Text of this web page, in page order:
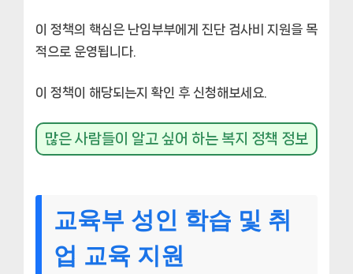
이 정책의 핵심은 난임부부에게 진단 검사비 지원을 목
적으로 운영됩니다.
이 정책이 해당되는지 확인 후 신청해보세요.
많은 사람들이 알고 싶어 하는 복지 정책 정보
교육부 성인 학습 및 취
업 교육 지원